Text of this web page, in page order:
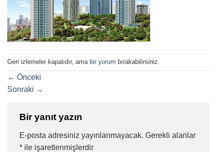
Geri izlemeler kapalıdır, ama bir yorum bırakabilirsiniz.
← Önceki
Sonraki →
Bir yanıt yazın
E-posta adresiniz yayınlanmayacak. Gerekli alanlar
* ile işaretlenmişlerdir